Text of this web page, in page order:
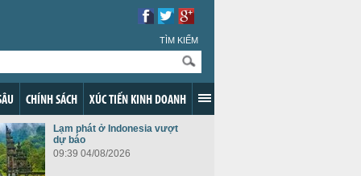
TÌM KIẾM
CHÍNH SÁCH XÚC TIẾN KINH DOANH
Lạm phát ở Indonesia vượt
dự báo
09:39 04/08/2026